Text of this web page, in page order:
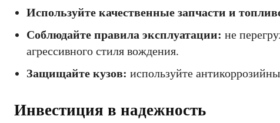
Используйте качественные запчасти и
Соблюдайте правила эксплуатации: не
агрессивного стиля вождения.
Защищайте кузов: используйте
Инвестиция в надежность